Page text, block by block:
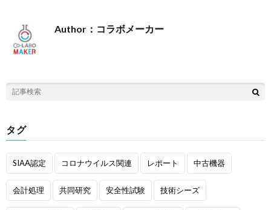
Author：コラボメーカー
タグ
SIAA認定 コロナウイルス関連 レポート 中古機器
会計処理 共同研究 安全性試験 技術シーズ